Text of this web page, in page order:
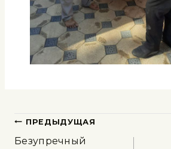
ПРЕДЫДУЩАЯ
Безупречный